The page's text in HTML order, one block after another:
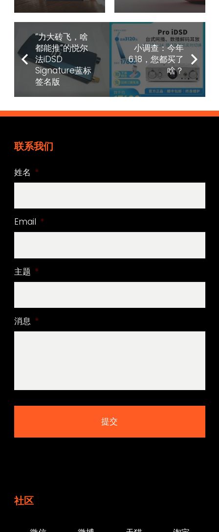
“力大砖飞，啥
都能推”的悦尔
法iDSD
Signature蓝标
签名版
小调查：今年
6.18，您都买了
啥？
联系我们
姓名 *
Email *
主题 *
消息 *
社区